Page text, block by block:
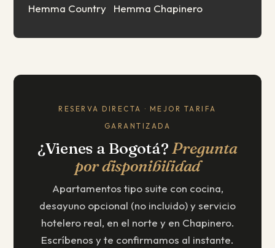
Hemma Country Hemma Chapinero
RESERVA DIRECTA · MEJOR TARIFA
GARANTIZADA
¿Vienes a Bogotá?Pregunta
por disponibilidad
Apartamentos tipo suite con cocina,
desayuno opcional (no incluido) y servicio
hotelero real, en el norte y en Chapinero.
Escríbenos y te confirmamos al instante.